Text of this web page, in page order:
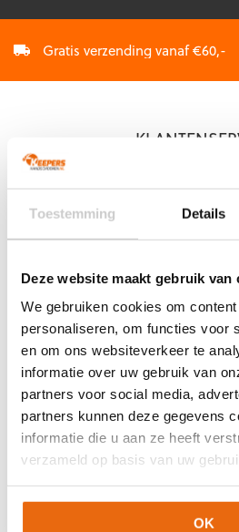
Toestemming Details
Deze website maakt gebruik van
We gebruiken cookies om
personaliseren, om functies voor
en om ons websiteverkeer te
informatie over uw gebruik van
partners voor social media,
partners kunnen deze gegevens
informatie die u aan ze heeft
verzameld op basis van uw
OK
Gratis verzending vanaf €60,-
Mijn bestelling
Ruilen &
Garantie
Over ons
Over Arjan
Vacatures
Blogs